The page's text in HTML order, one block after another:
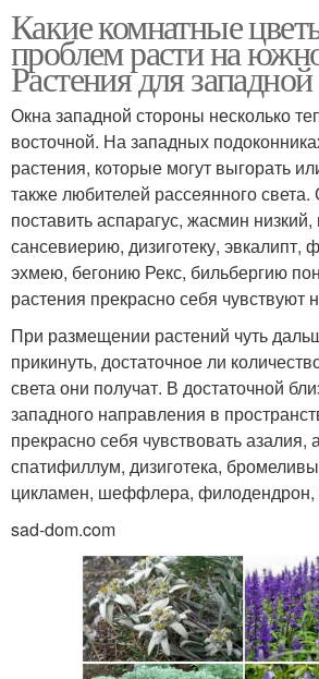
Какие комнатные
проблем расти на
Растения для
Окна западной стороны несколько
восточной. На западных
растения, которые могут выгорать
также любителей рассеянного
поставить аспарагус, жасмин
сансевиерию, дизиготеку, эвкалипт,
эхмею, бегонию Рекс, бильбергию
растения прекрасно себя чувствуют
При размещении растений чуть
прикинуть, достаточное ли
света они получат. В достаточной
западного направления в
прекрасно себя чувствовать азалия,
спатифиллум, дизиготека,
цикламен, шеффлера, филодендрон,
sad-dom.com